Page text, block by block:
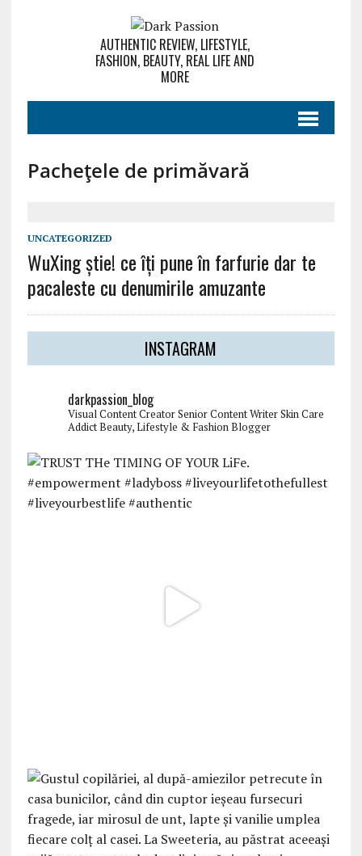
AUTHENTIC REVIEW, LIFESTYLE,
FASHION, BEAUTY, REAL LIFE AND
MORE
Pachețele de primăvară
UNCATEGORIZED
WuXing ştie! ce îţi pune în farfurie dar te
pacaleste cu denumirile amuzante
INSTAGRAM
darkpassion_blog
Visual Content CreatorSenior Content WriterSkin Care
AddictBeauty, Lifestyle & Fashion Blogger